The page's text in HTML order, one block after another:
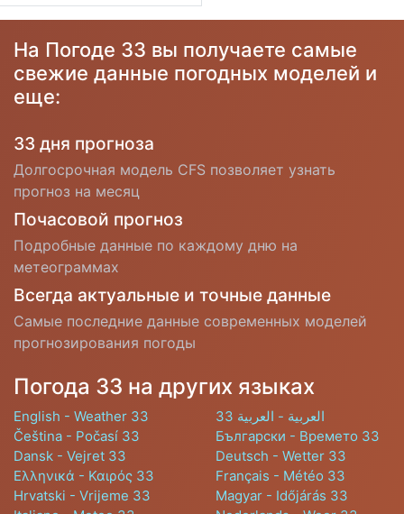
На Погоде 33 вы получаете самые
свежие данные погодных моделей и
еще:
33 дня прогноза
Долгосрочная модель CFS позволяет узнать
прогноз на месяц
Почасовой прогноз
Подробные данные по каждому дню на
метеограммах
Всегда актуальные и точные данные
Самые последние данные современных моделей
прогнозирования погоды
Погода 33 на других языках
English - Weather 33
العربية - العربية 33
Čeština - Počasí 33
Български - Времето 33
Dansk - Vejret 33
Deutsch - Wetter 33
Ελληνικά - Καιρός 33
Français - Météo 33
Hrvatski - Vrijeme 33
Magyar - Időjárás 33